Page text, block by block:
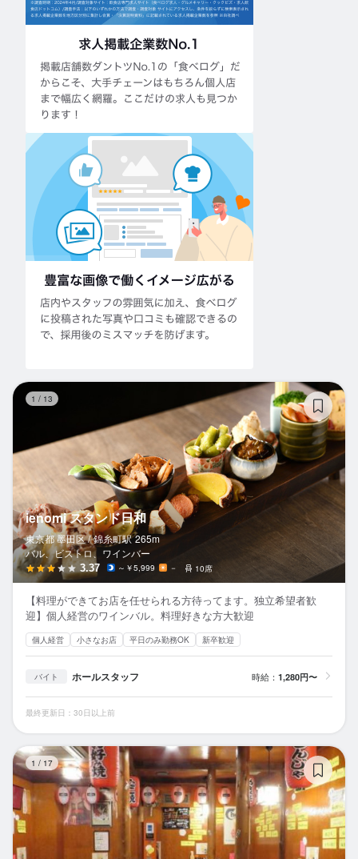
1 / 13
ienomi スタンド日和
東京都 墨田区 / 錦糸町駅 265m
バル、ビストロ、ワインバー
3.37 ～￥5,999 － 10席
【料理ができてお店を任せられる方待ってます。独立希望者歓
迎】個人経営のワインバル。料理好きな方大歓迎
個人経営 小さなお店 平日のみ勤務OK 新卒歓迎
バイト ホールスタッフ 時給： 1,280円〜
最終更新日：30日以上前
1 / 17